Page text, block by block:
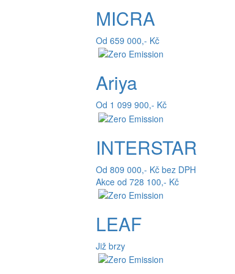
MICRA
Od 659 000,- Kč
Ariya
Od 1 099 900,- Kč
INTERSTAR
Od 809 000,- Kč bez DPH
Akce od 728 100,- Kč
LEAF
Již brzy